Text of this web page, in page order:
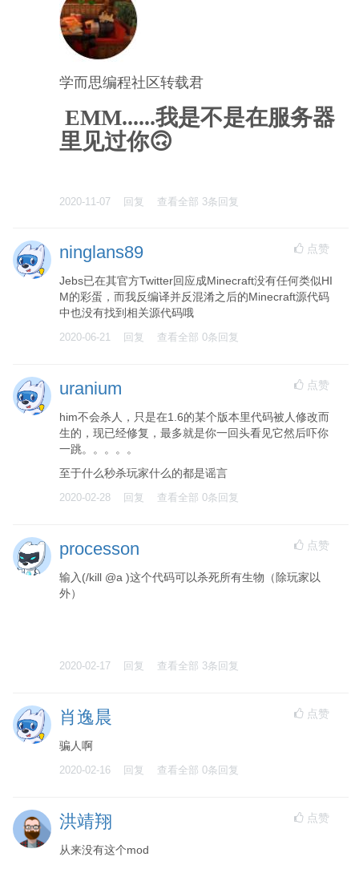
学而思编程社区转载君
EMM......我是不是在服务器
里见过你🙃
2020-11-07 回复 查看全部 3条回复
ninglans89 点赞
Jebs已在其官方Twitter回应成Minecraft没有任何类似HI
M的彩蛋，而我反编译并反混淆之后的Minecraft源代码
中也没有找到相关源代码哦
2020-06-21 回复 查看全部 0条回复
uranium 点赞
him不会杀人，只是在1.6的某个版本里代码被人修改而
生的，现已经修复，最多就是你一回头看见它然后吓你
一跳。。。。。
至于什么秒杀玩家什么的都是谣言
2020-02-28 回复 查看全部 0条回复
processon 点赞
输入(/kill @a )这个代码可以杀死所有生物（除玩家以
外）
2020-02-17 回复 查看全部 3条回复
肖逸晨 点赞
骗人啊
2020-02-16 回复 查看全部 0条回复
洪靖翔 点赞
从来没有这个mod